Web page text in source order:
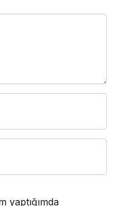
yaptığımda